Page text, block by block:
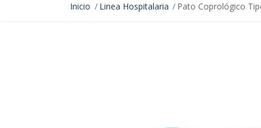
Inicio Linea Hospitalaria Pato Coprológico